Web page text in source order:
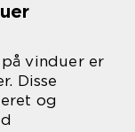
vinduer er
Disse
og